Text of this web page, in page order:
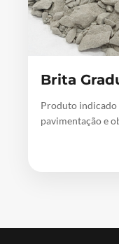
Brita
Produto indicado
pavimentação e